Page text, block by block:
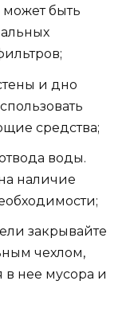
может быть
и дно
средства;
воды.
наличие
закрывайте
чехлом,
в нее мусора и